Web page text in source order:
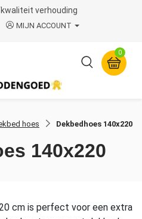
verhouding
MIJN ACCOUNT
0
hoes Dekbedhoes 140x220
140x220
cm is perfect voor een extra